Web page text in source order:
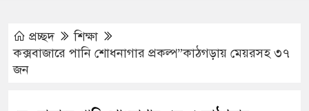
প্রচ্ছদ
শিক্ষা
কক্সবাজারে পানি শোধনাগার প্রকল্প”কাঠগড়ায় মেয়রসহ ৩৭
জন